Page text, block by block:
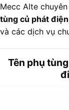
Mecc Alte
tùng củ phát điện
và các dịch vụ
Tên phụ